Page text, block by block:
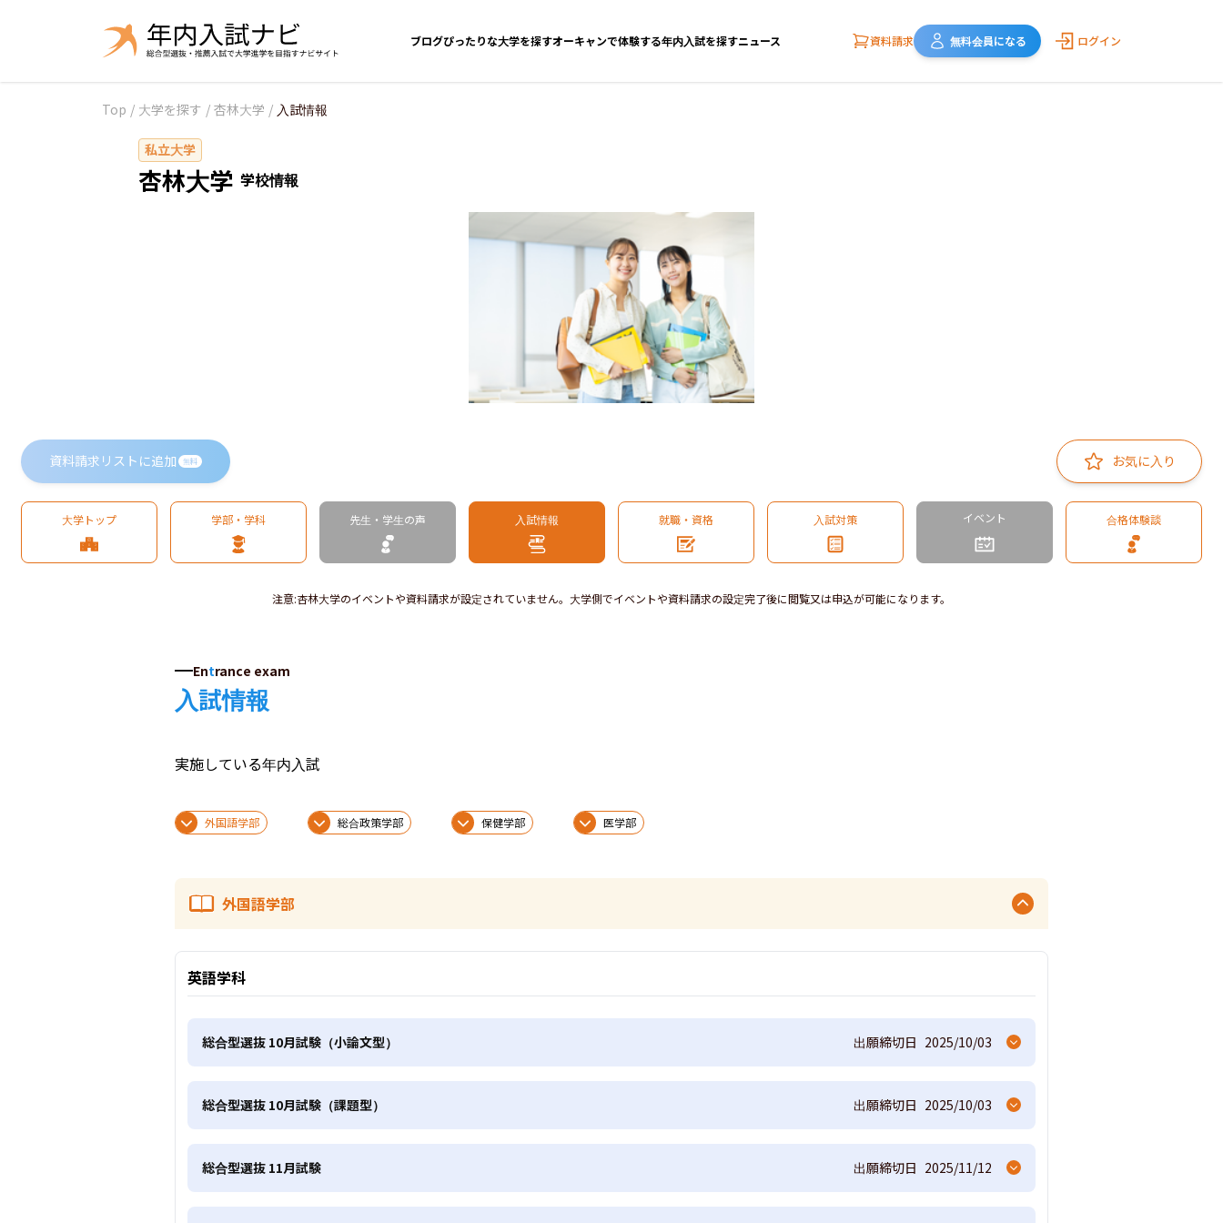
ブログぴったりな大学を探すオーキャンで体験する年内入試を探すニュース 資料請求 無料会員になる ログイン
Top / 大学を探す / 杏林大学 / 入試情報
私立大学
杏林大学 学校情報
資料請求リストに追加 無料 お気に入り
大学トップ 学部・学科 先生・学生の声 入試情報 就職・資格 入試対策 イベント 合格体験談
注意:杏林大学のイベントや資料請求が設定されていません。大学側でイベントや資料請求の設定完了後に閲覧又は申込が可能になります。
Entrance exam
入試情報
実施している年内入試
外国語学部 総合政策学部 保健学部 医学部
外国語学部
英語学科
総合型選抜 10月試験（小論文型） 出願締切日 2025/10/03
総合型選抜 10月試験（課題型） 出願締切日 2025/10/03
総合型選抜 11月試験 出願締切日 2025/11/12